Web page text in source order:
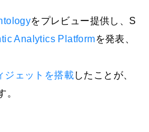
をプレビュー提供し、S
Analytics Platformを発表、
ジェットを搭載したことが、
。